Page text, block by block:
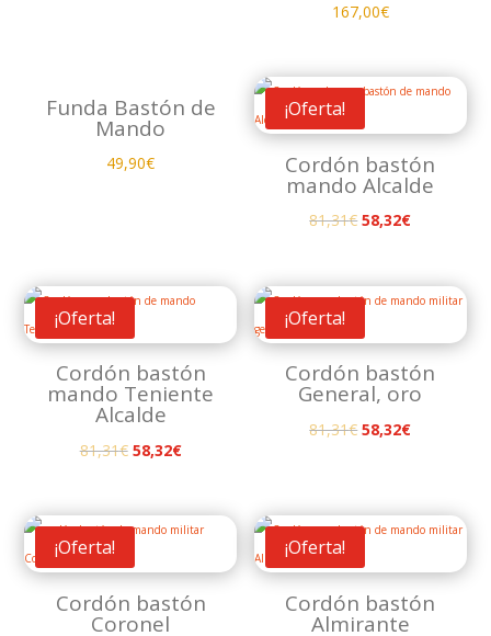
167,00€
Funda Bastón de
Mando
49,90€
¡Oferta!
Cordón bastón
mando Alcalde
81,31€ El
era:
81,31€.
58,32€El
es:
¡Oferta!
Cordón bastón
mando Teniente
Alcalde
81,31€ El
era:
81,31€.
58,32€El
es:
58,32€.
¡Oferta!
Cordón bastón
General, oro
81,31€ El
era:
58,32€El
es:
¡Oferta!
Cordón bastón
Coronel
¡Oferta!
Cordón bastón
Almirante